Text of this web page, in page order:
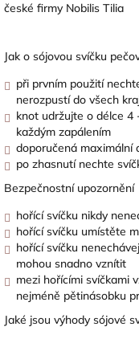
české firmy Nobilis Tilia
Jak o sójovou svíčku
při prvním použití
nerozpustí do všech
knot udržujte o délce 4
každým zapálením
doporučená maximální
po zhasnutí nechte
Bezpečnostní upozornění
hořící svíčku nikdy
hořící svíčku umístěte
hořící svíčku
mohou snadno vznítit
mezi hořícími svíčkami
nejméně pětinásobku
Jaké jsou výhody sójové